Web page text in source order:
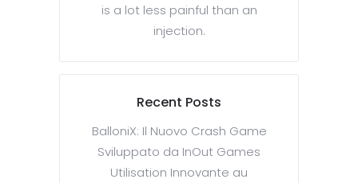
is a lot less painful than an
injection.
Recent Posts
BalloniX: Il Nuovo Crash Game
Sviluppato da InOut Games
Utilisation Innovante au